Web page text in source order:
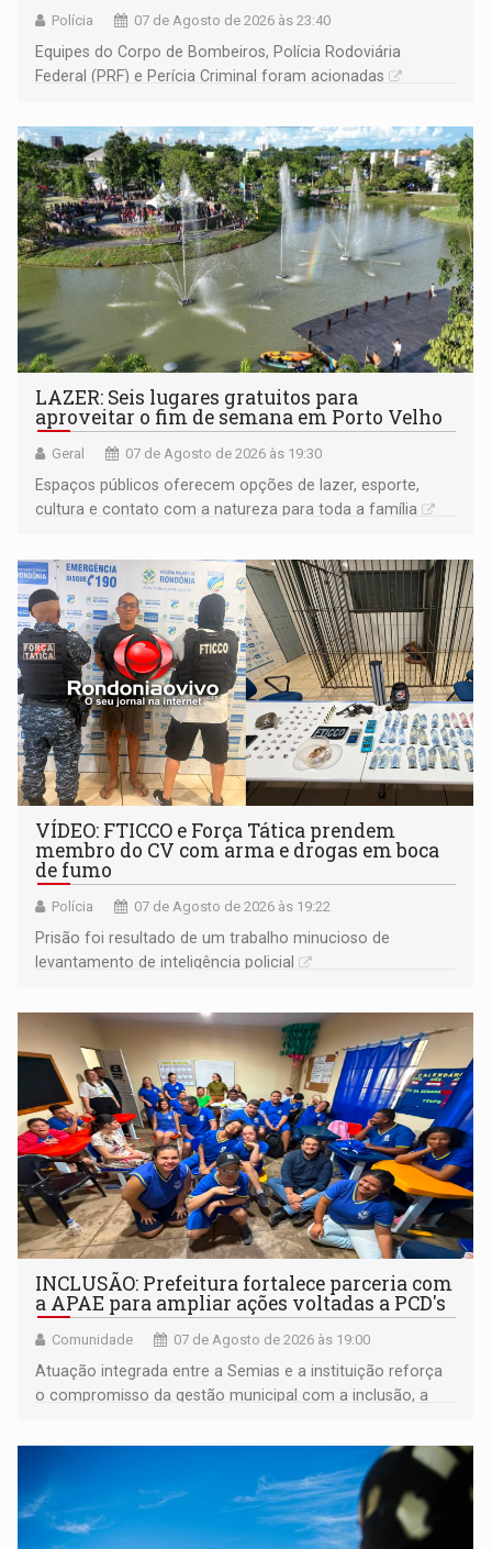
Polícia 07 de Agosto de 2026 às 23:40
Equipes do Corpo de Bombeiros, Polícia Rodoviária
Federal (PRF) e Perícia Criminal foram acionadas
LAZER: Seis lugares gratuitos para
aproveitar o fim de semana em Porto Velho
Geral 07 de Agosto de 2026 às 19:30
Espaços públicos oferecem opções de lazer, esporte,
cultura e contato com a natureza para toda a família
VÍDEO: FTICCO e Força Tática prendem
membro do CV com arma e drogas em boca
de fumo
Polícia 07 de Agosto de 2026 às 19:22
Prisão foi resultado de um trabalho minucioso de
levantamento de inteligência policial
INCLUSÃO: Prefeitura fortalece parceria com
a APAE para ampliar ações voltadas a PCD's
Comunidade 07 de Agosto de 2026 às 19:00
Atuação integrada entre a Semias e a instituição reforça
o compromisso da gestão municipal com a inclusão, a